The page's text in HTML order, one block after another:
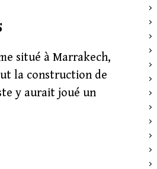
situé à Marrakech,
la construction de
y aurait joué un